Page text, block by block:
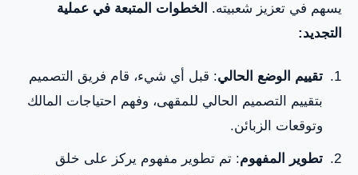
يسهم في تعزيز شعبيته.
الخطوات المتبعة في عملية
التجديد:
تقييم الوضع الحالي: قبل أي شيء، قام فريق التصميم
بتقييم التصميم الحالي للمقهى، وفهم احتياجات المالك
وتوقعات الزبائن.
تطوير المفهوم: تم تطوير مفهوم يركز على خلق